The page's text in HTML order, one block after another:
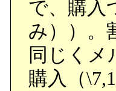
で、購入
み））。
同じくメ
購入（